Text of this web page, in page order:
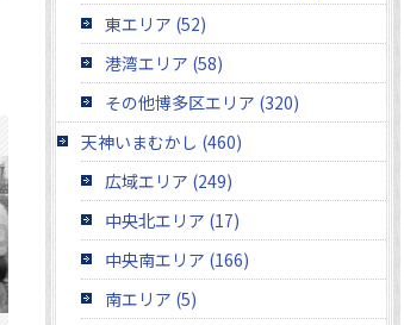
東エリア (52)
港湾エリア (58)
その他博多区エリア (320)
天神いまむかし (460)
広域エリア (249)
中央北エリア (17)
中央南エリア (166)
南エリア (5)